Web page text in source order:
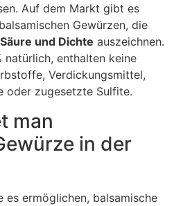
Auf dem Markt gibt es
Gewürzen, die
und Dichte auszeichnen.
natürlich, enthalten keine
Verdickungsmittel,
oder zugesetzte Sulfite.
man
in der
es ermöglichen, balsamische